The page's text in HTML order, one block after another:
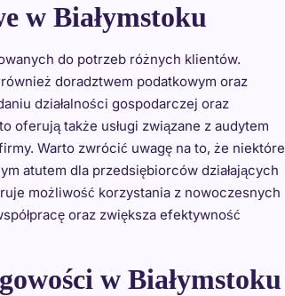
w Białymstoku
do potrzeb różnych klientów.
doradztwem podatkowym oraz
działalności gospodarczej oraz
oferują także usługi związane z audytem
Warto zwrócić uwagę na to, że niektóre
atutem dla przedsiębiorców działających
możliwość korzystania z nowoczesnych
oraz zwiększa efektywność
w Białymstoku